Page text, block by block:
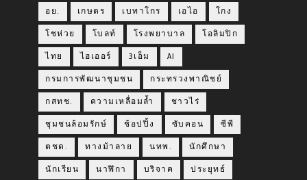
อย. เกษตร เบทาโกร เอไอ โกง
โชห่วย โบลท์ โรงพยาบาล โอลิมปิก
ไทย ไฮเออร์ 3เอ็ม AI
กรมการพัฒนาชุมชน กระทรวงพาณิชย์
กสทช. ความเหลื่อมล้ำ ชาวไร่
ชุมชนล้อมรักษ์ ช้อปปิ้ง ซับคอน ซีพี
ตชด. ทางม้าลาย นทพ. นักศึกษา
นักเรียน นาฬิกา บริจาค ประยุทธ์